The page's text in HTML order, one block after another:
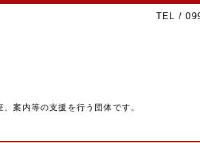
TEL /
案内等の支援を行う団体です。